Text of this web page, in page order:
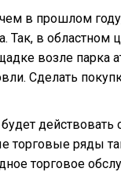
в прошлом
в областном
возле парка
Сделать
действовать
торговые ряды
торговое